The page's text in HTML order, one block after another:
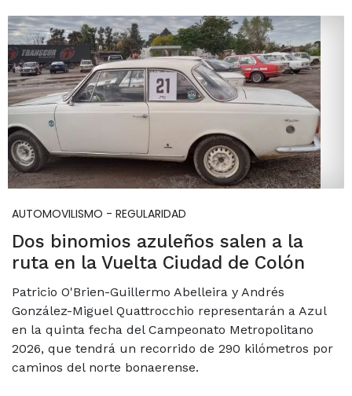
AUTOMOVILISMO - REGULARIDAD
Dos binomios azuleños salen a la
ruta en la Vuelta Ciudad de Colón
Patricio O'Brien-Guillermo Abelleira y Andrés
González-Miguel Quattrocchio representarán a Azul
en la quinta fecha del Campeonato Metropolitano
2026, que tendrá un recorrido de 290 kilómetros por
caminos del norte bonaerense.